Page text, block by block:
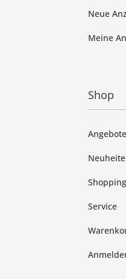
Neue
Meine
Shop
Angebote
Service